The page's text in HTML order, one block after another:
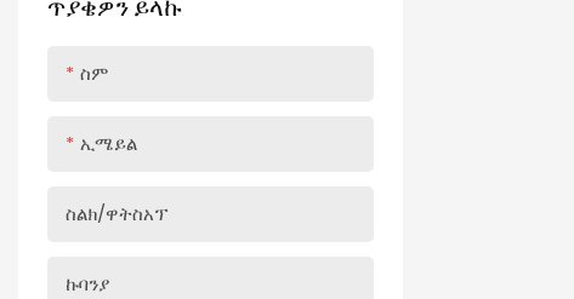
ጥያቄዎን ይላኩ
ስም
ኢሜይል
ስልክ/ዋትስአፕ
ኩባንያ